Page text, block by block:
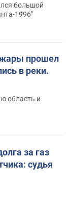
большой
1996"
жары прошел
в реки.
область и
за газ
судья